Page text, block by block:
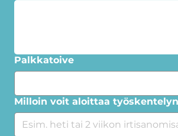
Palkkatoive
Milloin voit aloittaa työskentelyn